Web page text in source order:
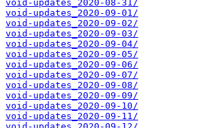
void-updates_2020-08-31/
void-updates_2020-09-01/
void-updates_2020-09-02/
void-updates_2020-09-03/
void-updates_2020-09-04/
void-updates_2020-09-05/
void-updates_2020-09-06/
void-updates_2020-09-07/
void-updates_2020-09-08/
void-updates_2020-09-09/
void-updates_2020-09-10/
void-updates_2020-09-11/